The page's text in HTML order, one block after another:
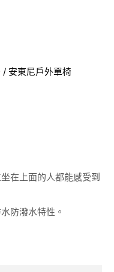
/ 安東尼戶外單椅
在上面的人都能感受到
防潑水特性。